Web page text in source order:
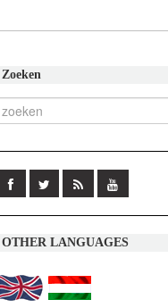
Zoeken
OTHER LANGUAGES